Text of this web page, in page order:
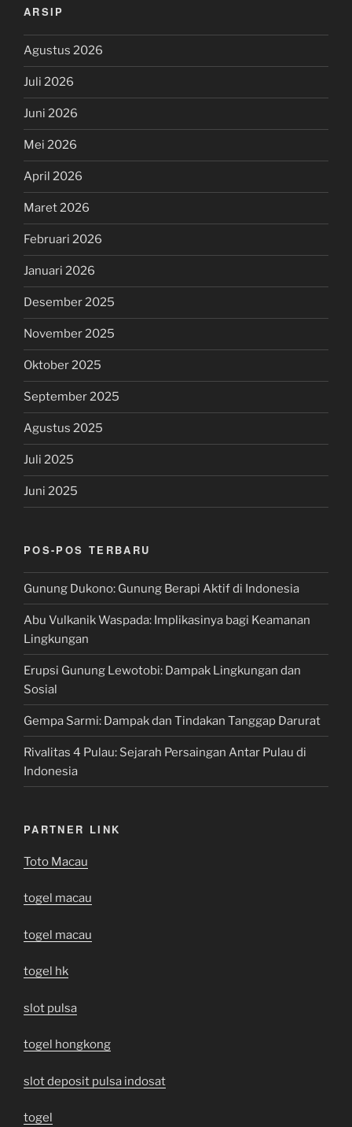
ARSIP
Agustus 2026
Juli 2026
Juni 2026
Mei 2026
April 2026
Maret 2026
Februari 2026
Januari 2026
Desember 2025
November 2025
Oktober 2025
September 2025
Agustus 2025
Juli 2025
Juni 2025
POS-POS TERBARU
Gunung Dukono: Gunung Berapi Aktif di Indonesia
Abu Vulkanik Waspada: Implikasinya bagi Keamanan
Lingkungan
Erupsi Gunung Lewotobi: Dampak Lingkungan dan
Sosial
Gempa Sarmi: Dampak dan Tindakan Tanggap Darurat
Rivalitas 4 Pulau: Sejarah Persaingan Antar Pulau di
Indonesia
PARTNER LINK
Toto Macau
togel macau
togel macau
togel hk
slot pulsa
togel hongkong
slot deposit pulsa indosat
togel